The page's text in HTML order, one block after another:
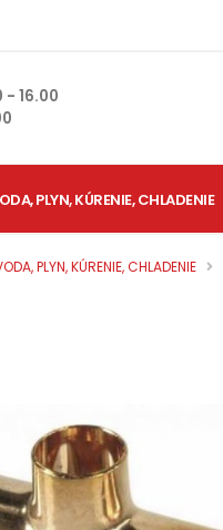
- 16.00
PLYN, KÚRENIE, CHLADENIE
PLYN, KÚRENIE, CHLADENIE